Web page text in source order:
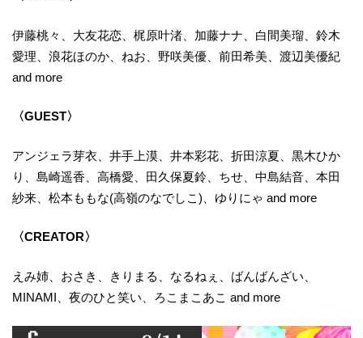
伊藤桃々、大友花恋、梶原叶渚、加藤ナナ、白間美瑠、鈴木
愛理、浪花ほのか、ねお、野咲美優、前田希美、渡辺美優紀
and more
〈GUEST〉
アンジェラ芽衣、井手上漠、井本彩花、折田涼夏、黒木ひか
り、島崎遥香、高橋愛、田久保夏鈴、ちせ、中島結音、本田
紗来、松本ももな(高嶺のなでしこ)、ゆりにゃ and more
〈CREATOR〉
えみ姉、おさき、きりまる、なるねぇ、ばんばんざい、
MINAMI、夜のひと笑い、ろこまこあこ and more